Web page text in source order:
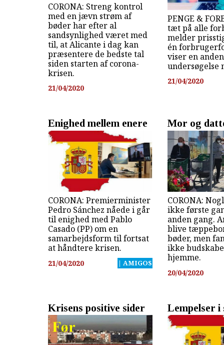
CORONA: Streng kontrol
med en jævn strøm af
bøder har efter al
sandsynlighed været med
til, at Alicante i dag kan
præsentere de bedste tal
siden starten af corona-
krisen.
21/04/2020
PENGE &
tæt på alle
melder
én
viser en
undersøgelse
21/04/2020
Enighed mellem enere
CORONA: Premierminister
Pedro Sánchez nåede i går
til enighed med Pablo
Casado (PP) om en
samarbejdsform til fortsat
at håndtere krisen.
21/04/2020 | AMIGOS
Mor og
CORONA:
ikke første
anden gang.
blive
bøder, men
ikke
hjemme.
20/04/2020
Krisens positive sider Lempelser i